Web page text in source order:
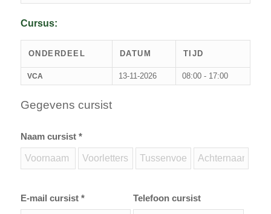
Cursus:
ONDERDEEL DATUM TIJD
VCA 13-11-2026 08:00 - 17:00
Gegevens cursist
Naam cursist *
E-mail cursist * Telefoon cursist